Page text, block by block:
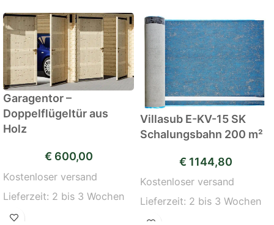
Garagentor –
Doppelflügeltür aus
Holz
€ 600,00
Kostenloser versand
Lieferzeit: 2 bis 3 Wochen
Villasub E-KV-15 SK
Schalungsbahn 200 m²
€ 1144,80
Kostenloser versand
Lieferzeit: 2 bis 3 Wochen